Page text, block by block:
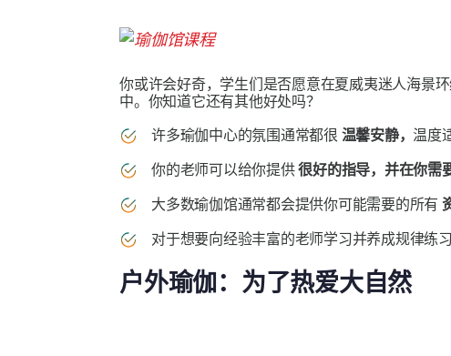
你或许会好奇，学生们是否愿意在夏威夷迷人海景
中。你知道它还有其他好处吗？
许多瑜伽中心的氛围通常都很 温馨安静， 温度
你的老师可以给你提供很好的指导，并在你需
大多数瑜伽馆通常都会提供你可能需要的所有
对于想要向经验丰富的老师学习并养成规律练
户外瑜伽：为了热爱大自然